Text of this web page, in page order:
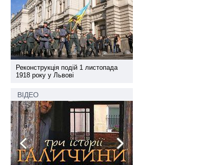
Реконструкція подій 1 листопада
1918 року у Львові
ВІДЕО